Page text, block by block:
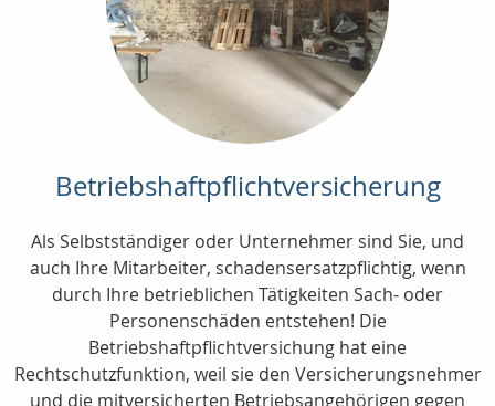
Betriebshaftpflichtversicherung
Als Selbstständiger oder Unternehmer sind Sie, und
auch Ihre Mitarbeiter, schadensersatzpflichtig, wenn
durch Ihre betrieblichen Tätigkeiten Sach- oder
Personenschäden entstehen! Die
Betriebshaftpflichtversichung hat eine
Rechtschutzfunktion, weil sie den Versicherungsnehmer
und die mitversicherten Betriebsangehörigen gegen